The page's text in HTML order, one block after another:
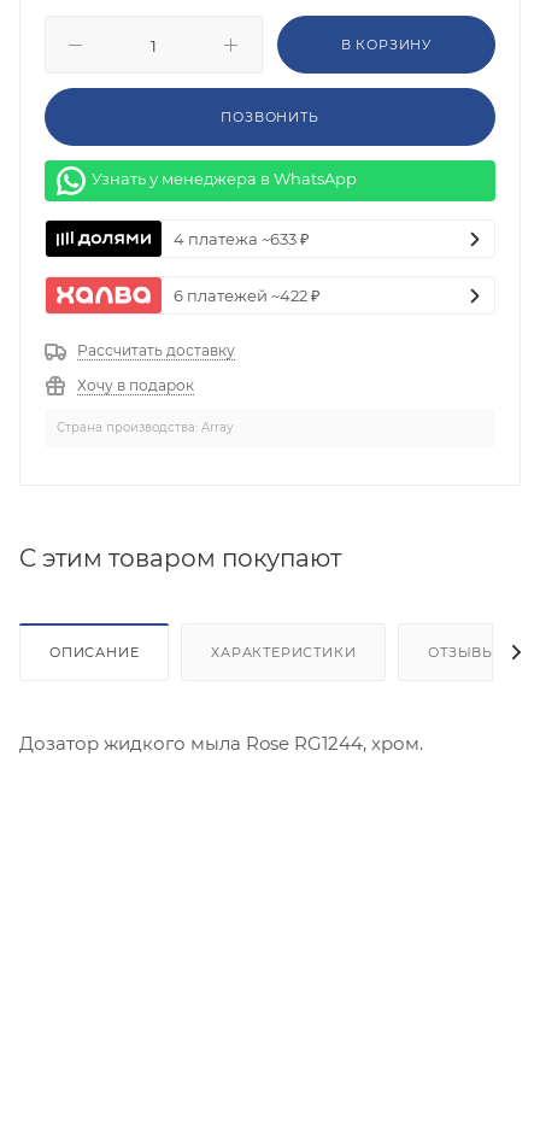
В КОРЗИНУ
ПОЗВОНИТЬ
Узнать у менеджера в WhatsApp
4 платежа ~633 ₽
6 платежей ~422 ₽
Рассчитать доставку
Хочу в подарок
Страна производства: Array
C этим товаром покупают
ОПИСАНИЕ ХАРАКТЕРИСТИКИ ОТЗЫВЫ
Дозатор жидкого мыла Rose RG1244, хром.